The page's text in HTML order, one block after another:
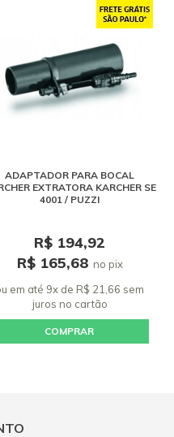
ADAPTADOR PARA BOCAL
EXTRATORA KARCHER SE
4001 / PUZZI
R$ 194,92
R$ 165,68 no pix
em até 9x de R$ 21,66 sem
juros no cartão
COMPRAR